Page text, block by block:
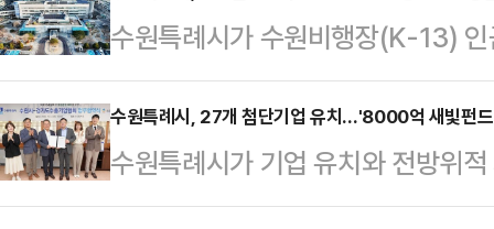
다.출정식에는 김승원·백혜련·김영
5명과 배우 이기영 씨, …
엔에스(SNS)와 유동 인구가 많은
활용해 적극적으로 홍보하고 있다.'
감 확실한 내 한 표, 쿠욱- 찍어 투
등을 활용해 홍보 문구를 만들었다
수원특례시가 수원비행장(K-13)
민 4만 8663명에게 피해 보상금
는 지난 12~14일 2026년 군소음
소음대책 심의위원회'를 열고, 올해
피해 보상금은 소음대책지역에 거
수원특례시, 27개 첨단기업 유치…'8000억 새빛펀
수원특례시가 기업 유치와 전방위
거듭나고 있다. 바이오, 반도체, IT,